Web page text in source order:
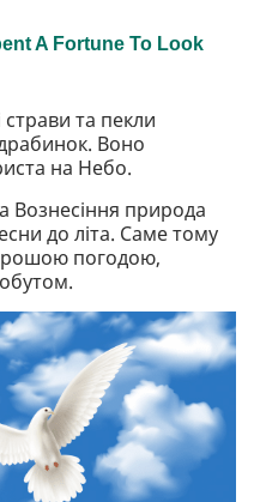
страви та пекли
Воно
на Небо.
Вознесіння природа
до літа. Саме тому
погодою,